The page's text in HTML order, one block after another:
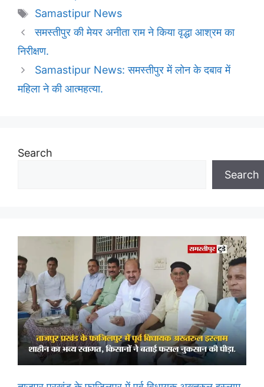
Tags
Samastipur News
समस्तीपुर की मेयर अनीता राम ने किया वृद्धा आश्रम का
निरीक्षण.
Samastipur News: समस्तीपुर में लोन के दबाव में
महिला ने की आत्महत्या.
Search
Search